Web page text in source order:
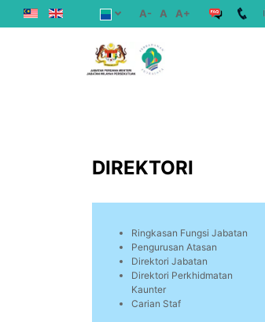
A- A A+
DIREKTORI
Ringkasan Fungsi Jabatan
Pengurusan Atasan
Direktori Jabatan
Direktori Perkhidmatan
Kaunter
Carian Staf